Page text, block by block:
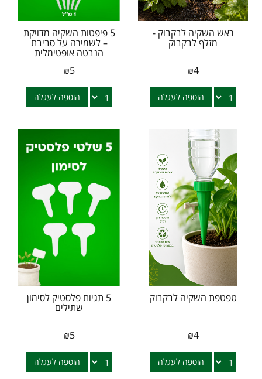
ראש השקיה לבקבוק -
מזלף לבקבוק
₪4
הוספה לעגלה
5 פיפטות השקיה מדויקת
– לשמירה על סביבת
הנבטה אופטימלית
₪5
הוספה לעגלה
טפטפת השקיה לבקבוק
₪4
הוספה לעגלה
5 תגיות פלסטיק לסימון
שתילים
₪5
הוספה לעגלה